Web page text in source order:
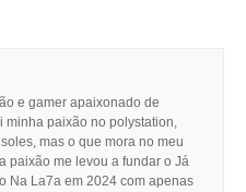
e gamer apaixonado de
minha paixão no polystation,
mas o que mora no meu
paixão me levou a fundar o Já
Na La7a em 2024 com apenas